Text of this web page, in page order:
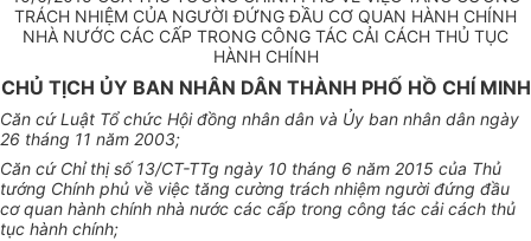
TRÁCH NHIỆM CỦA NGƯỜI ĐỨNG ĐẦU CƠ QUAN HÀNH CHÍNH
NHÀ NƯỚC CÁC CẤP TRONG CÔNG TÁC CẢI CÁCH THỦ TỤC
HÀNH CHÍNH
CHỦ TỊCH ỦY BAN NHÂN DÂN THÀNH PHỐ HỒ CHÍ MINH
Căn cứ Luật Tổ chức Hội đồng nhân dân và Ủy ban nhân dân ngày
26 tháng 11 năm 2003;
Căn cứ Chỉ thị số 13/CT-TTg ngày 10 tháng 6 năm 2015 của Thủ
tướng Chính phủ về việc tăng cường trách nhiệm người đứng đầu
cơ quan hành chính nhà nước các cấp trong công tác cải cách thủ
tục hành chính;